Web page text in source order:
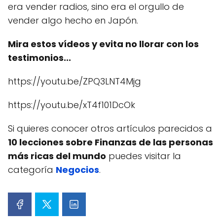
era vender radios, sino era el orgullo de
vender algo hecho en Japón.
Mira estos vídeos y evita no llorar con los
testimonios...
https://youtu.be/ZPQ3LNT4Mjg
https://youtu.be/xT4f101DcOk
Si quieres conocer otros artículos parecidos a
10 lecciones sobre Finanzas de las personas
más ricas del mundo puedes visitar la
categoría Negocios.